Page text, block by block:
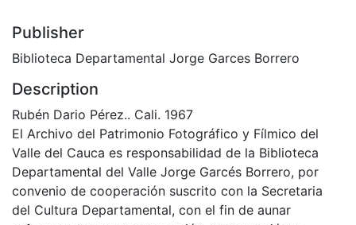
Publisher
Biblioteca Departamental Jorge Garces Borrero
Description
Rubén Dario Pérez.. Cali. 1967
El Archivo del Patrimonio Fotográfico y Fílmico del
Valle del Cauca es responsabilidad de la Biblioteca
Departamental del Valle Jorge Garcés Borrero, por
convenio de cooperación suscrito con la Secretaria
del Cultura Departamental, con el fin de aunar